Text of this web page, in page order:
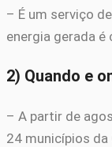
– É um serviço
energia gerada
2) Quando e
– A partir de
24 municípios da